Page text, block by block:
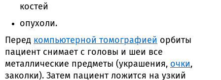
костей
опухоли.
Перед компьютерной томографией орбиты
пациент снимает с головы и шеи все
металлические предметы (украшения, очки,
заколки). Затем пациент ложится на узкий